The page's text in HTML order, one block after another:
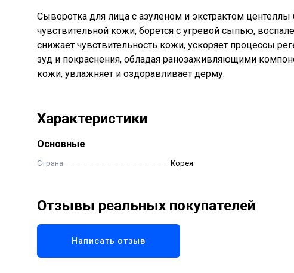
Сыворотка для лица с азуленом и экстрактом
чувствительной кожи, борется с угревой сыпью,
снижает чувствительность кожи, ускоряет процессы
зуд и покраснения, обладая ранозаживляющими
кожи, увлажняет и оздоравливает дерму.
Характеристики
Основные
Страна Корея
Отзывы реальных покупателей
Написать отзыв